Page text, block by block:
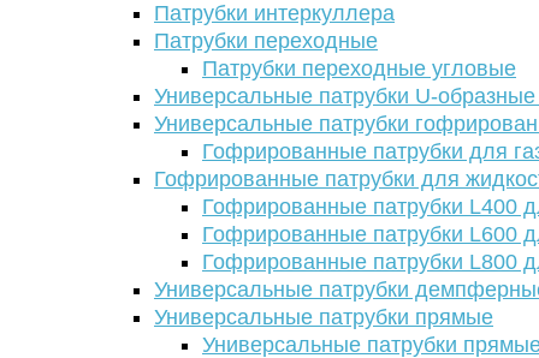
Патрубки интеркуллера
Патрубки переходные
Патрубки переходные угловые
Универсальные патрубки U-
Универсальные патрубки
Гофрированные патрубки для
Гофрированные патрубки для
Гофрированные патрубки L400
Гофрированные патрубки L600
Гофрированные патрубки L800
Универсальные патрубки
Универсальные патрубки прямые
Универсальные патрубки